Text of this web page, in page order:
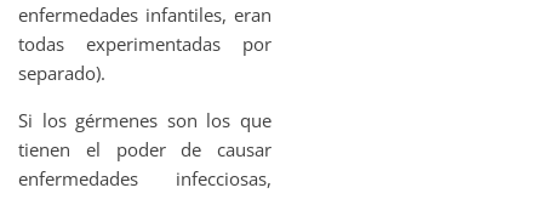
enfermedades infantiles, eran
todas experimentadas por
separado).
Si los gérmenes son los que
tienen el poder de causar
enfermedades infecciosas,